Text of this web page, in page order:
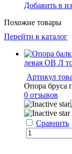
Добавить в
Похожие товары
Перейти в каталог
левая OB Л
Артикул
Опора бруса
0 отзывов
Сравнить